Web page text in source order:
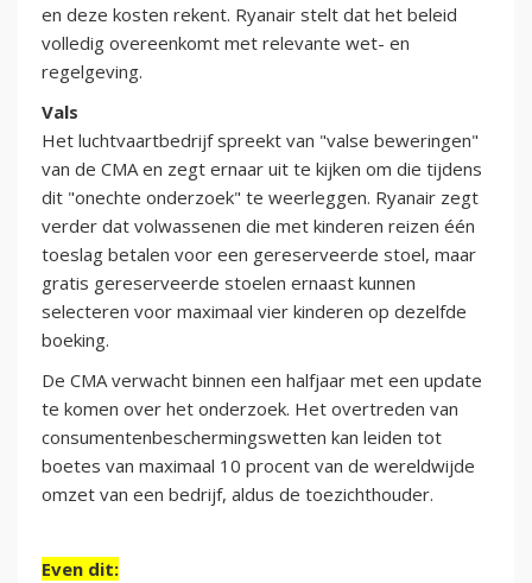
en deze kosten rekent. Ryanair stelt dat het beleid
volledig overeenkomt met relevante wet- en
regelgeving.
Vals
Het luchtvaartbedrijf spreekt van "valse beweringen"
van de CMA en zegt ernaar uit te kijken om die tijdens
dit "onechte onderzoek" te weerleggen. Ryanair zegt
verder dat volwassenen die met kinderen reizen één
toeslag betalen voor een gereserveerde stoel, maar
gratis gereserveerde stoelen ernaast kunnen
selecteren voor maximaal vier kinderen op dezelfde
boeking.
De CMA verwacht binnen een halfjaar met een update
te komen over het onderzoek. Het overtreden van
consumentenbeschermingswetten kan leiden tot
boetes van maximaal 10 procent van de wereldwijde
omzet van een bedrijf, aldus de toezichthouder.
Even dit: